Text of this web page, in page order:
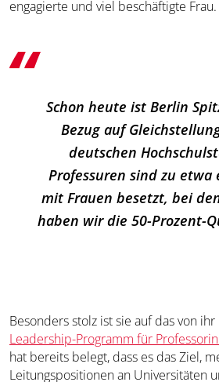
engagierte und viel beschäftigte Frau.
Schon heute ist Berlin
Bezug auf
deutschen
Professuren sind zu
mit Frauen besetzt, bei
haben wir die 50-Prozent-
Besonders stolz ist sie auf das von
Leadership-Programm für
hat bereits belegt, dass es das Ziel,
Leitungspositionen an Universitäten